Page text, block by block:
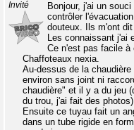
Invité
Bonjour, j'ai un
contrôler
douteux. Ils m'ont
Les connaissant j'ai
Ce n'est pas facile à
Chaffoteaux nexia.
Au-dessus de la
environ sans joint ni
chaudière" et il y a du jeu
du trou, j'ai fait des
Ensuite ce tuyau fait un
dans un tube rigide en